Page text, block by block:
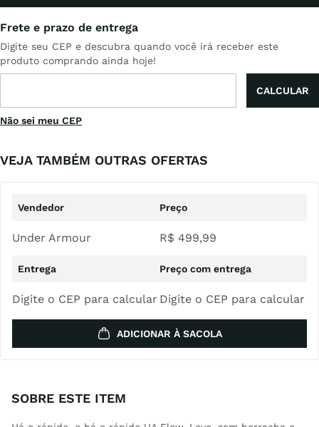
Não sei meu CEP
VEJA TAMBÉM OUTRAS OFERTAS
Under Armour R$ 499,99
Digite o CEP para calcular Digite o CEP para calcular
ADICIONAR À SACOLA
SOBRE ESTE ITEM